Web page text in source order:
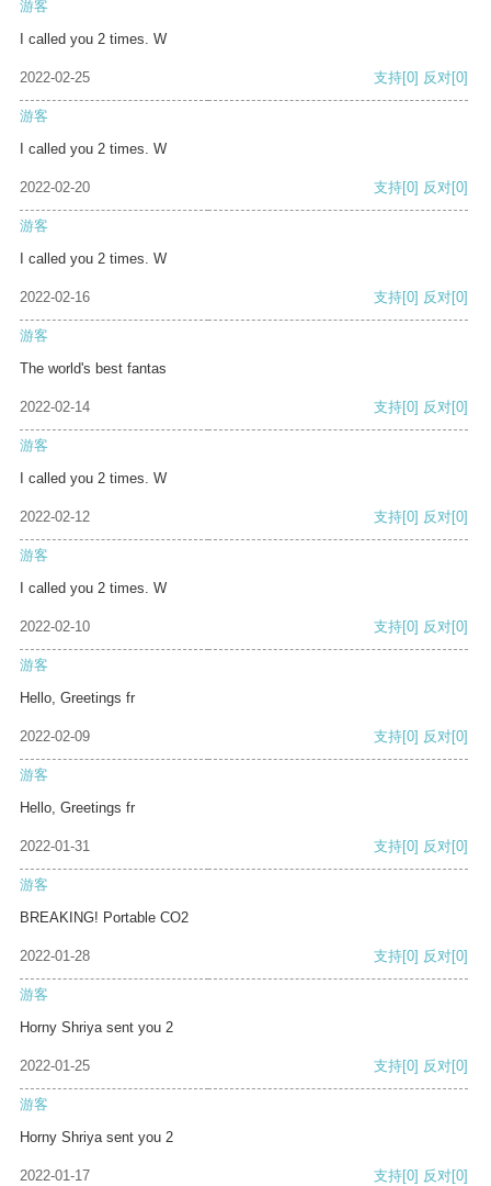
游客
I called you 2 times. W
2022-02-25 支持[0] 反对[0]
游客
I called you 2 times. W
2022-02-20 支持[0] 反对[0]
游客
I called you 2 times. W
2022-02-16 支持[0] 反对[0]
游客
The world's best fantas
2022-02-14 支持[0] 反对[0]
游客
I called you 2 times. W
2022-02-12 支持[0] 反对[0]
游客
I called you 2 times. W
2022-02-10 支持[0] 反对[0]
游客
Hello, Greetings fr
2022-02-09 支持[0] 反对[0]
游客
Hello, Greetings fr
2022-01-31 支持[0] 反对[0]
游客
BREAKING! Portable CO2
2022-01-28 支持[0] 反对[0]
游客
Horny Shriya sent you 2
2022-01-25 支持[0] 反对[0]
游客
Horny Shriya sent you 2
2022-01-17 支持[0] 反对[0]